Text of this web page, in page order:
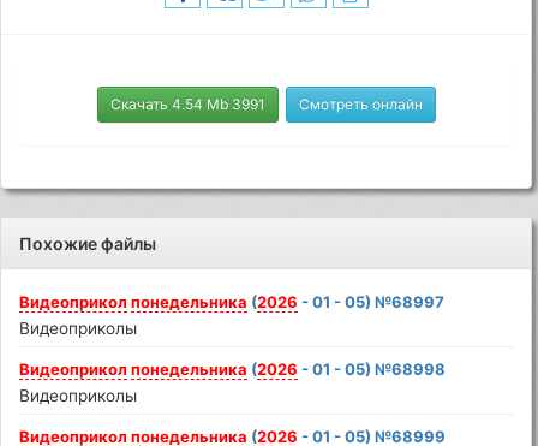
Скачать 4.54 Mb 3991 Смотреть онлайн
Похожие файлы
Видеоприкол понедельника (2026 - 01 - 05) №68997
Видеоприколы
Видеоприкол понедельника (2026 - 01 - 05) №68998
Видеоприколы
Видеоприкол понедельника (2026 - 01 - 05) №68999